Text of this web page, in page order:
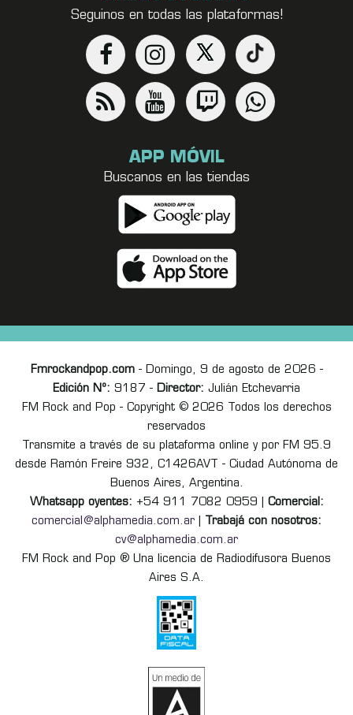
Seguinos en todas las plataformas!
APP MÓVIL
Buscanos en las tiendas
Fmrockandpop.com- Domingo, 9 de agosto de 2026 -
Edición Nº: 9187 - Director: Julián Etchevarria
FM Rock and Pop - Copyright © 2026 Todos los derechos
reservados
Transmite a través de su plataforma online y por FM 95.9
desde Ramón Freire 932, C1426AVT - Ciudad Autónoma de
Buenos Aires, Argentina.
Whatsapp oyentes: +54 911 7082 0959 | Comercial:
comercial@alphamedia.com.ar
Trabajá con nosotros:
cv@alphamedia.com.ar
FM Rock and Pop ® Una licencia de Radiodifusora Buenos
Aires S.A.